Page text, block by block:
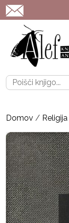
Išči:
Domov / Religija